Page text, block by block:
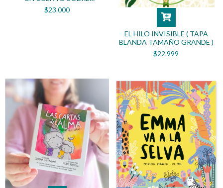
DINOSAURIOS ARGENTINOS
$23.000
EL HILO INVISIBLE ( TAPA
BLANDA TAMAÑO GRANDE )
$22.999